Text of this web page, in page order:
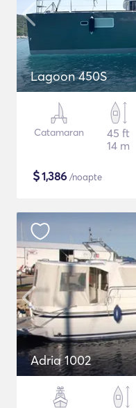
Lagoon 450S
Catamaran
45 ft
14 m
$1,386 /noapte
Adria 1002